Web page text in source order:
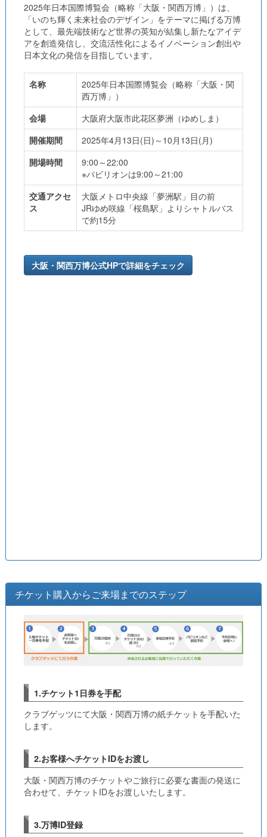
2025年日本国際博覧会（略称「大阪・関西万博」）は、
「いのち輝く未来社会のデザイン」をテーマに掲げる万博
として、最先端技術など世界の英知が結集し新たなアイデ
アを創造発信し、交流活性化によるイノベーション創出や
日本文化の発信を目指しています。
名称
2025年日本国際博覧会（略称「大阪・関
西万博」）
会場
大阪府大阪市此花区夢洲（ゆめしま）
開催期間
2025年4月13日(日)～10月13日(月)
開場時間
9:00～22:00
※パビリオンは9:00～21:00
交通アクセ
ス
大阪メトロ中央線「夢洲駅」目の前
JRゆめ咲線「桜島駅」よりシャトルバス
で約15分
大阪・関西万博公式HPで詳細をチェック
チケット購入からご来場までのステップ
1.チケット1日券を手配
クラブゲッツにて大阪・関西万博の紙チケットを手配いた
します。
2.お客様へチケットIDをお渡し
大阪・関西万博のチケットやご旅行に必要な書面の発送に
合わせて、チケットIDをお渡しいたします。
3.万博ID登録